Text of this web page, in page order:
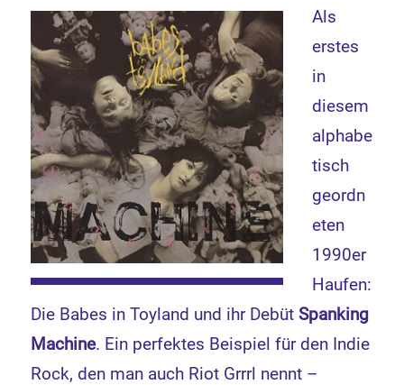
Als
erstes
in
diesem
alphabe
tisch
geordn
eten
1990er
Haufen:
Die Babes in Toyland und ihr DebütSpanking
Machine. Ein perfektes Beispiel für den Indie
Rock, den man auch Riot Grrrl nennt –